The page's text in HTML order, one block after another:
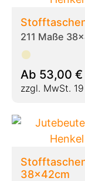
211 Maße
Ab 53,00 €
zzgl. MwSt. 19
38x42cm